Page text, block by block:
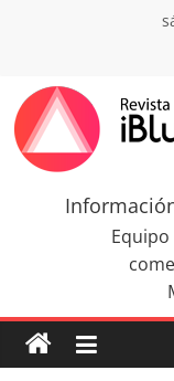
iBlueEquipo